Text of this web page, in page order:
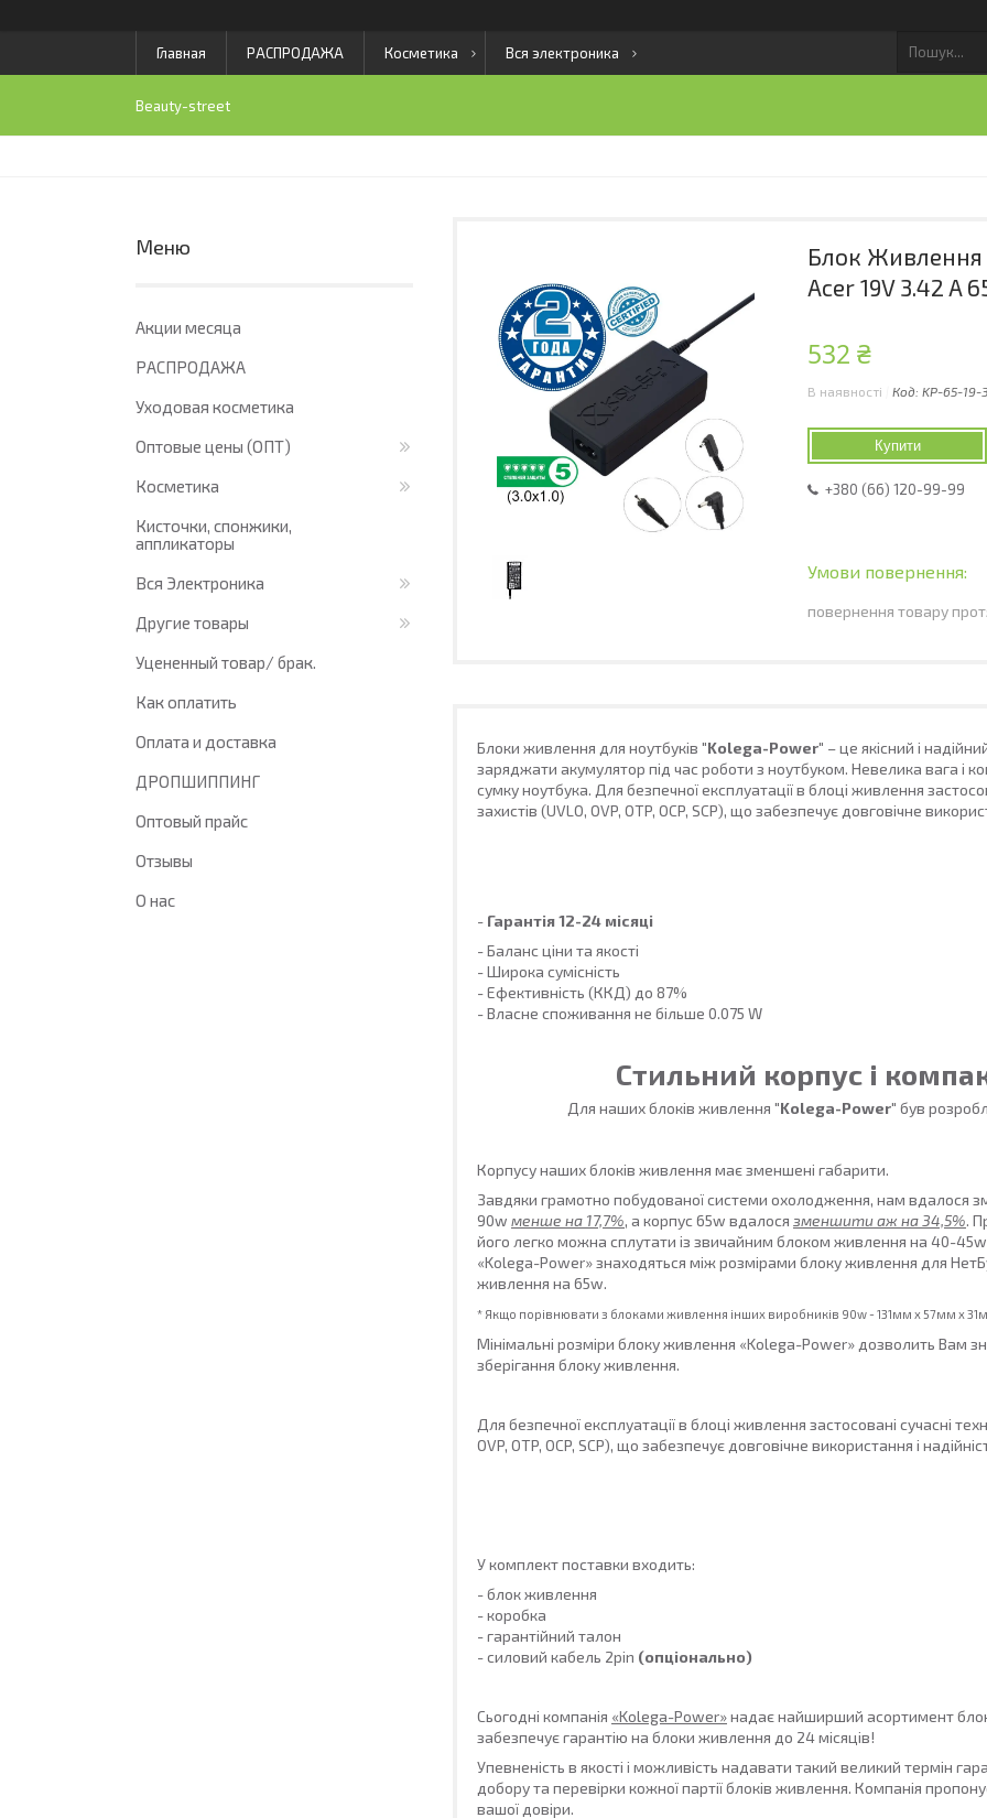
Главная РАСПРОДАЖА Косметика Вся электроника
Beauty-street
Блок Живлення
Acer 19V 3.42 A
532 ₴
В наявності Код: KP-65-19-
Купити
+380 (66) 120-99-99
повернення товару
Блоки живлення для ноутбуків "Kolega-Power" – це якісний і
заряджати акумулятор під час роботи з ноутбуком. Невелика вага і
сумку ноутбука. Для безпечної експлуатації в блоці живлення
захистів (UVLO, OVP, OTP, OCP, SCP), що забезпечує довговічне
- Гарантія 12-24 місяці
- Баланс ціни та якості
- Широка сумісність
- Ефективність (ККД) до 87%
- Власне споживання не більше 0.075 W
Стильний корпус і
Для наших блоків живлення "Kolega-Power" був
Корпусу наших блоків живлення має зменшені габарити.
Завдяки грамотно побудованої системи охолодження, нам вдалося
90w менше на 17,7%, а корпус 65w вдалося зменшити аж на 34,5%.
його легко можна сплутати із звичайним блоком живлення на 40-
«Kolega-Power» знаходяться між розмірами блоку живлення для
живлення на 65w.
* Якщо порівнювати з блоками живлення інших виробників 90w - 131мм x 57мм x
Мінімальні розміри блоку живлення «Kolega-Power» дозволить Вам
зберігання блоку живлення.
Для безпечної експлуатації в блоці живлення застосовані сучасні
OVP, OTP, OCP, SCP), що забезпечує довговічне використання і
У комплект поставки входить:
- блок живлення
- коробка
- гарантійний талон
- силовий кабель 2pin (опціонально)
Сьогодні компанія «Kolega-Power»надає найширший асортимент
забезпечує гарантію на блоки живлення до 24 місяців!
Упевненість в якості і можливість надавати такий великий термін
добору та перевірки кожної партії блоків живлення. Компанія
вашої довіри.
Акции месяца
РАСПРОДАЖА
Уходовая косметика
Оптовые цены (ОПТ)
Косметика
Кисточки, спонжики,
аппликаторы
Вся Электроника
Другие товары
Уцененный товар/ брак.
Как оплатить
Оплата и доставка
ДРОПШИППИНГ
Оптовый прайс
Отзывы
О нас